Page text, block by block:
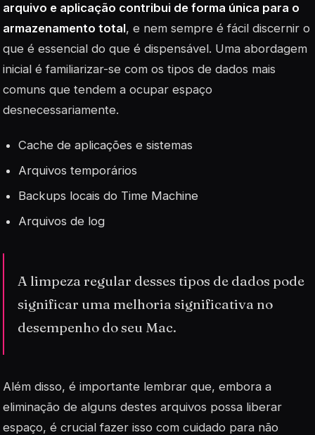
arquivo e aplicação contribui de forma única para o
armazenamento total, e nem sempre é fácil discernir o
que é essencial do que é dispensável. Uma abordagem
inicial é familiarizar-se com os tipos de dados mais
comuns que tendem a ocupar espaço
desnecessariamente.
Cache de aplicações e sistemas
Arquivos temporários
Backups locais do Time Machine
Arquivos de log
A limpeza regular desses tipos de dados pode
significar uma melhoria significativa no
desempenho do seu Mac.
Além disso, é importante lembrar que, embora a
eliminação de alguns destes arquivos possa liberar
espaço, é crucial fazer isso com cuidado para não